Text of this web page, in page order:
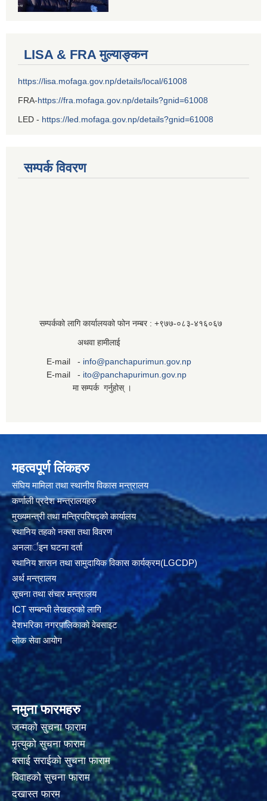
LISA & FRA मुल्याङ्कन
https://lisa.mofaga.gov.np/details/local/61008
FRA-https://fra.mofaga.gov.np/details?gnid=61008
LED - https://led.mofaga.gov.np/details?gnid=61008
सम्पर्क विवरण
सम्पर्कको लागि कार्यालयको फोन नम्बर : +९७७-०८३‍-४१६०६७
अथवा हामीलाई
E-mail - info@panchapurimun.gov.np
E-mail - ito@panchapurimun.gov.np
मा सम्पर्क गर्नुहोस् ।
महत्वपूर्ण लिंकहरु
संघिय मामिला तथा स्थानीय विकास मन्त्रालय
कर्णाली प्रदेश मन्त्रालयहरु
मुख्यमन्त्री तथा मन्त्रिपरिषद्को कार्यालय
स्थानिय तहकाे नक्सा तथा विवरण
अनलार्इन घटना दर्ता
स्थानिय शासन तथा सामुदायिक विकास कार्यक्रम(LGCDP)
अर्थ मन्त्रालय
सूचना तथा संचार मन्त्रालय
ICT सम्बन्धी लेखहरुको लागि
देशभरिका नगरपालिकाको वेबसाइट
लोक सेवा आयोग
नमुना फारमहरु
जन्मको सुचना फाराम
मृत्युको सुचना फाराम
बसाई सराईको सुचना फाराम
विवाहको सुचना फाराम
दखास्त फारम